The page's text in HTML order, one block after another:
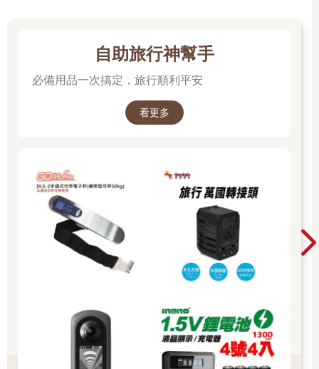
自助旅行神幫手
必備用品一次搞定，旅行順利平安
看更多